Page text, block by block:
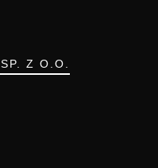
Z O.O.